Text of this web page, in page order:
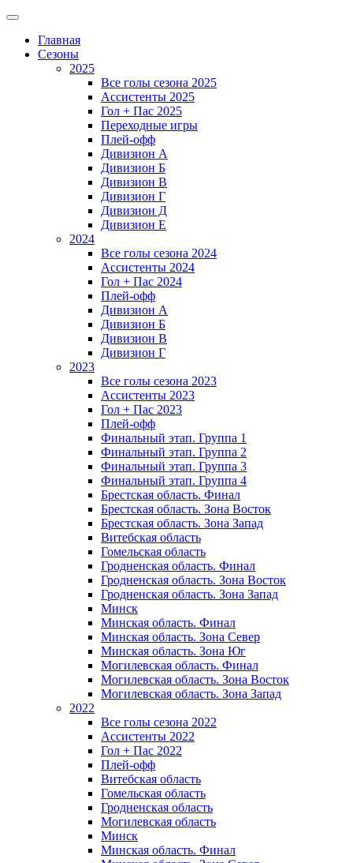
Главная
Сезоны
2025
Все голы сезона 2025
Ассистенты 2025
Гол + Пас 2025
Переходные игры
Плей-офф
Дивизион A
Дивизион Б
Дивизион В
Дивизион Г
Дивизион Д
Дивизион Е
2024
Все голы сезона 2024
Ассистенты 2024
Гол + Пас 2024
Плей-офф
Дивизион A
Дивизион Б
Дивизион В
Дивизион Г
2023
Все голы сезона 2023
Ассистенты 2023
Гол + Пас 2023
Плей-офф
Финальный этап. Группа 1
Финальный этап. Группа 2
Финальный этап. Группа 3
Финальный этап. Группа 4
Брестская область. Финал
Брестская область. Зона Восток
Брестская область. Зона Запад
Витебская область
Гомельская область
Гродненская область. Финал
Гродненская область. Зона Восток
Гродненская область. Зона Запад
Минск
Минская область. Финал
Минская область. Зона Север
Минская область. Зона Юг
Могилевская область. Финал
Могилевская область. Зона Восток
Могилевская область. Зона Запад
2022
Все голы сезона 2022
Ассистенты 2022
Гол + Пас 2022
Плей-офф
Витебская область
Гомельская область
Гродненская область
Могилевская область
Минск
Mинская область. Финал